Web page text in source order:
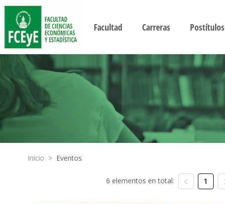
Facultad Carreras Postítulos
Inicio > Eventos
6 elementos en total: 1